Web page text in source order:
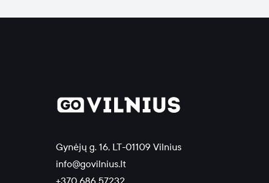
Gynėjų g. 16, LT-01109 Vilnius
info@govilnius.lt
+370 686 57232